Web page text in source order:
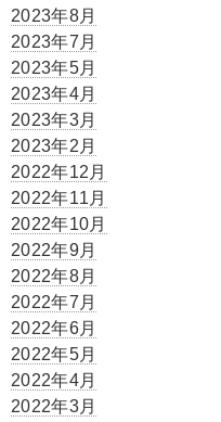
2023年8月
2023年7月
2023年5月
2023年4月
2023年3月
2023年2月
2022年12月
2022年11月
2022年10月
2022年9月
2022年8月
2022年7月
2022年6月
2022年5月
2022年4月
2022年3月